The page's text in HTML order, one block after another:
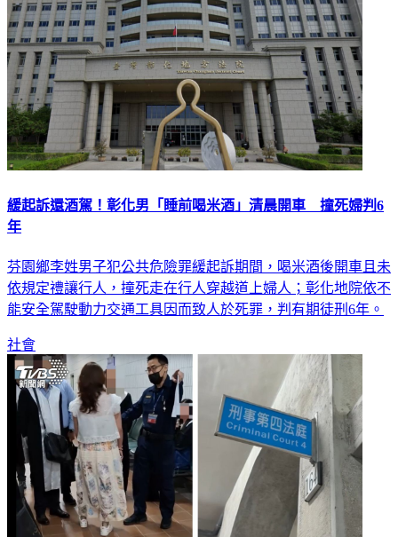
緩起訴還酒駕！彰化男「睡前喝米酒」清晨開車 撞死婦判6
年
芬園鄉李姓男子犯公共危險罪緩起訴期間，喝米酒後開車且未
依規定禮讓行人，撞死走在行人穿越道上婦人；彰化地院依不
能安全駕駛動力交通工具因而致人於死罪，判有期徒刑6年。
社會